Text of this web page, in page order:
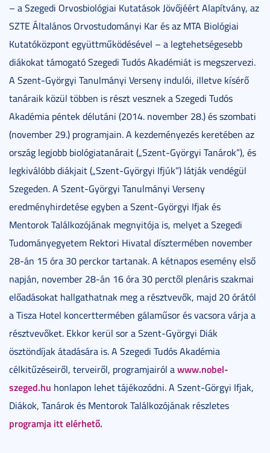
– a Szegedi Orvosbiológiai Kutatások Jövőjéért Alapítvány, az
SZTE Általános Orvostudományi Kar és az MTA Biológiai
Kutatóközpont együttműködésével – a legtehetségesebb
diákokat támogató Szegedi Tudós Akadémiát is megszervezi.
A Szent-Györgyi Tanulmányi Verseny indulói, illetve kísérő
tanáraik közül többen is részt vesznek a Szegedi Tudós
Akadémia péntek délutáni (2014. november 28.) és szombati
(november 29.) programjain. A kezdeményezés keretében az
ország legjobb biológiatanárait („Szent-Györgyi Tanárok”), és
legkiválóbb diákjait („Szent-Györgyi Ifjúk”) látják vendégül
Szegeden. A Szent-Györgyi Tanulmányi Verseny
eredményhirdetése egyben a Szent-Györgyi Ifjak és
Mentorok Találkozójának megnyitója is, melyet a Szegedi
Tudományegyetem Rektori Hivatal dísztermében november
28-án 15 óra 30 perckor tartanak. A kétnapos esemény első
napján, november 28-án 16 óra 30 perctől plenáris szakmai
előadásokat hallgathatnak meg a résztvevők, majd 20 órától
a Tisza Hotel koncerttermében gálaműsor és vacsora várja a
résztvevőket. Ekkor kerül sor a Szent-Györgyi Diák
ösztöndíjak átadására is. A Szegedi Tudós Akadémia
célkitűzéseiről, terveiről, programjairól awww.nobel-
szeged.hu honlapon lehet tájékozódni.A Szent-Görgyi Ifjak,
Diákok, Tanárok és Mentorok Találkozójának részletes
programja itt elérhető.